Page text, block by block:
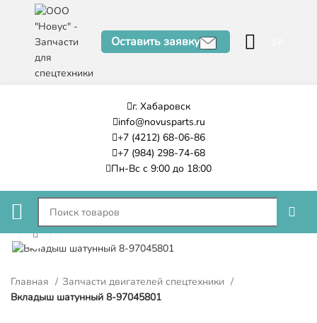
Оставить заявку
г. Хабаровск
info@novusparts.ru
+7 (4212) 68-06-86
+7 (984) 298-74-68
Пн-Вс с 9:00 до 18:00
Нажмите, чтобы увеличить
Главная
Запчасти двигателей спецтехники
Вкладыш шатунный 8-97045801